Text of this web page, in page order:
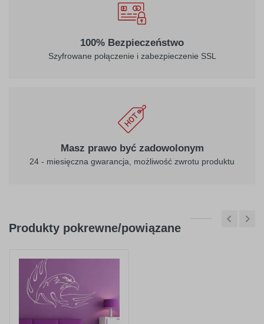
100% Bezpieczeństwo
Szyfrowane połączenie i zabezpieczenie SSL
Masz prawo być zadowolonym
24 - miesięczna gwarancja, możliwość zwrotu produktu
Produkty pokrewne/powiązane